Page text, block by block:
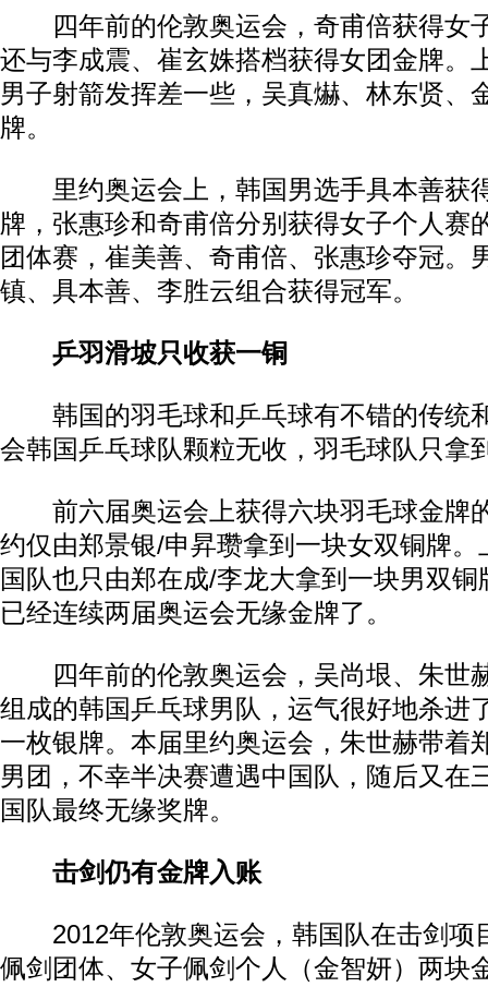
四年前的伦敦奥运会，奇甫倍获得女
还与李成震、崔玄姝搭档获得女团金牌。
男子射箭发挥差一些，吴真爀、林东贤、
牌。
里约奥运会上，韩国男选手具本善获
牌，张惠珍和奇甫倍分别获得女子个人赛
团体赛，崔美善、奇甫倍、张惠珍夺冠。
镇、具本善、李胜云组合获得冠军。
乒羽滑坡只收获一铜
韩国的羽毛球和乒乓球有不错的传统
会韩国乒乓球队颗粒无收，羽毛球队只拿
前六届奥运会上获得六块羽毛球金牌
约仅由郑景银/申昇瓒拿到一块女双铜牌。
国队也只由郑在成/李龙大拿到一块男双
已经连续两届奥运会无缘金牌了。
四年前的伦敦奥运会，吴尚垠、朱世
组成的韩国乒乓球男队，运气很好地杀进
一枚银牌。本届里约奥运会，朱世赫带着
男团，不幸半决赛遭遇中国队，随后又在
国队最终无缘奖牌。
击剑仍有金牌入账
2012年伦敦奥运会，韩国队在击剑项
佩剑团体、女子佩剑个人（金智妍）两块